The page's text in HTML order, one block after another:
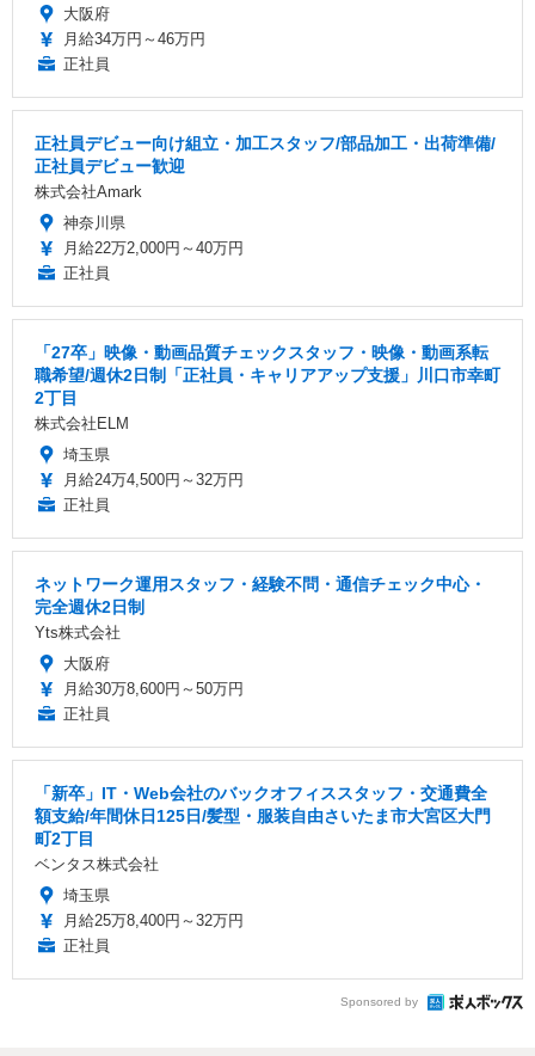
大阪府
月給34万円～46万円
正社員
正社員デビュー向け組立・加工スタッフ/部品加工・出荷準備/
正社員デビュー歓迎
株式会社Amark
神奈川県
月給22万2,000円～40万円
正社員
「27卒」映像・動画品質チェックスタッフ・映像・動画系転
職希望/週休2日制「正社員・キャリアアップ支援」川口市幸町
2丁目
株式会社ELM
埼玉県
月給24万4,500円～32万円
正社員
ネットワーク運用スタッフ・経験不問・通信チェック中心・
完全週休2日制
Yts株式会社
大阪府
月給30万8,600円～50万円
正社員
「新卒」IT・Web会社のバックオフィススタッフ・交通費全
額支給/年間休日125日/髪型・服装自由さいたま市大宮区大門
町2丁目
ベンタス株式会社
埼玉県
月給25万8,400円～32万円
正社員
Sponsored by